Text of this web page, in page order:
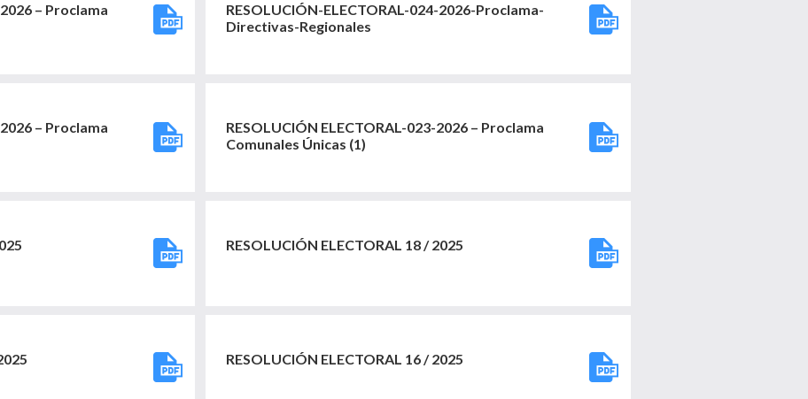
– Proclama
RESOLUCIÓN-ELECTORAL-024-2026-Proclama-
Directivas-Regionales
– Proclama
RESOLUCIÓN ELECTORAL-023-2026 – Proclama
Comunales Únicas (1)
RESOLUCIÓN ELECTORAL 18 / 2025
RESOLUCIÓN ELECTORAL 16 / 2025